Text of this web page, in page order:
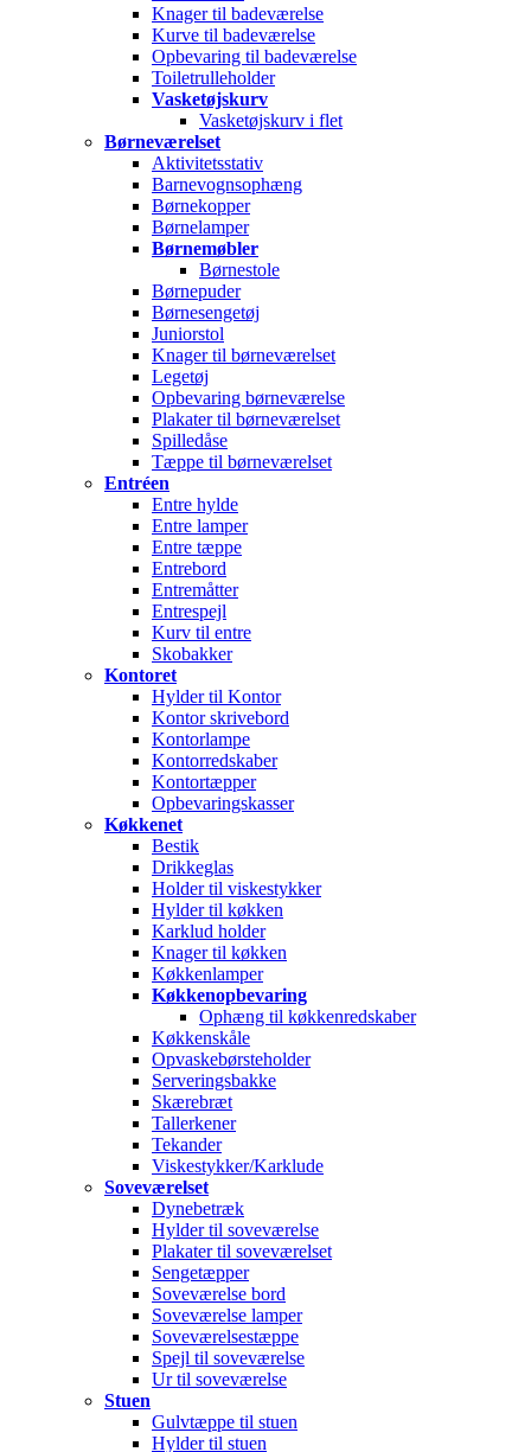
Knager til badeværelse
Kurve til badeværelse
Opbevaring til badeværelse
Toiletrulleholder
Vasketøjskurv
Vasketøjskurv i flet
Børneværelset
Aktivitetsstativ
Barnevognsophæng
Børnekopper
Børnelamper
Børnemøbler
Børnestole
Børnepuder
Børnesengetøj
Juniorstol
Knager til børneværelset
Legetøj
Opbevaring børneværelse
Plakater til børneværelset
Spilledåse
Tæppe til børneværelset
Entréen
Entre hylde
Entre lamper
Entre tæppe
Entrebord
Entremåtter
Entrespejl
Kurv til entre
Skobakker
Kontoret
Hylder til Kontor
Kontor skrivebord
Kontorlampe
Kontorredskaber
Kontortæpper
Opbevaringskasser
Køkkenet
Bestik
Drikkeglas
Holder til viskestykker
Hylder til køkken
Karklud holder
Knager til køkken
Køkkenlamper
Køkkenopbevaring
Ophæng til køkkenredskaber
Køkkenskåle
Opvaskebørsteholder
Serveringsbakke
Skærebræt
Tallerkener
Tekander
Viskestykker/Karklude
Soveværelset
Dynebetræk
Hylder til soveværelse
Plakater til soveværelset
Sengetæpper
Soveværelse bord
Soveværelse lamper
Soveværelsestæppe
Spejl til soveværelse
Ur til soveværelse
Stuen
Gulvtæppe til stuen
Hylder til stuen